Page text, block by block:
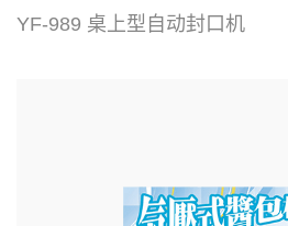
YF-989 桌上型自动封口机